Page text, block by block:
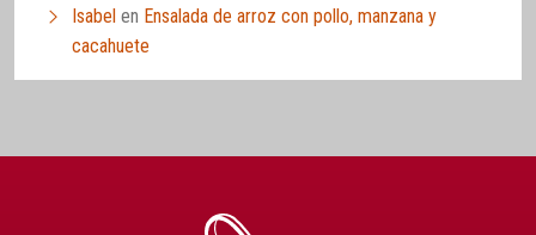
Isabel en Ensalada de arroz con pollo, manzana y
cacahuete